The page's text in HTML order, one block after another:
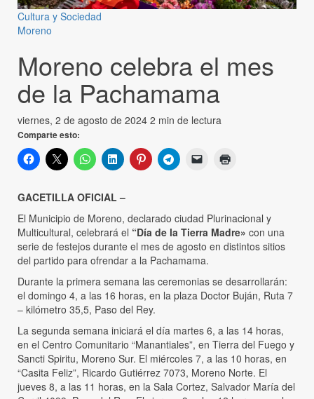
Cultura y Sociedad
Moreno
Moreno celebra el mes
de la Pachamama
viernes, 2 de agosto de 2024 2 min de lectura
Comparte esto:
GACETILLA OFICIAL –
El Municipio de Moreno, declarado ciudad Plurinacional y
Multicultural, celebrará el “Día de la Tierra Madre» con una
serie de festejos durante el mes de agosto en distintos sitios
del partido para ofrendar a la Pachamama.
Durante la primera semana las ceremonias se desarrollarán:
el domingo 4, a las 16 horas, en la plaza Doctor Buján, Ruta 7
– kilómetro 35,5, Paso del Rey.
La segunda semana iniciará el día martes 6, a las 14 horas,
en el Centro Comunitario “Manantiales”, en Tierra del Fuego y
Sancti Spiritu, Moreno Sur. El miércoles 7, a las 10 horas, en
“Casita Feliz”, Ricardo Gutiérrez 7073, Moreno Norte. El
jueves 8, a las 11 horas, en la Sala Cortez, Salvador María del